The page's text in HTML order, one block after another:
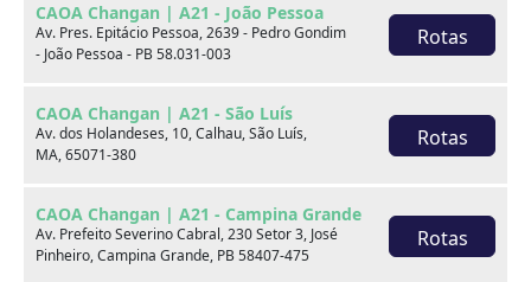
CAOA Changan | A21 - João Pessoa
Av. Pres. Epitácio Pessoa, 2639 - Pedro Gondim
- João Pessoa - PB 58.031-003
Rotas
CAOA Changan | A21 - São Luís
Av. dos Holandeses, 10, Calhau, São Luís,
MA, 65071-380
Rotas
CAOA Changan | A21 - Campina Grande
Av. Prefeito Severino Cabral, 230 Setor 3, José
Pinheiro, Campina Grande, PB 58407-475
Rotas
xxxxxx/xxxxxx
xxxxxx/xxxxxx
xxx